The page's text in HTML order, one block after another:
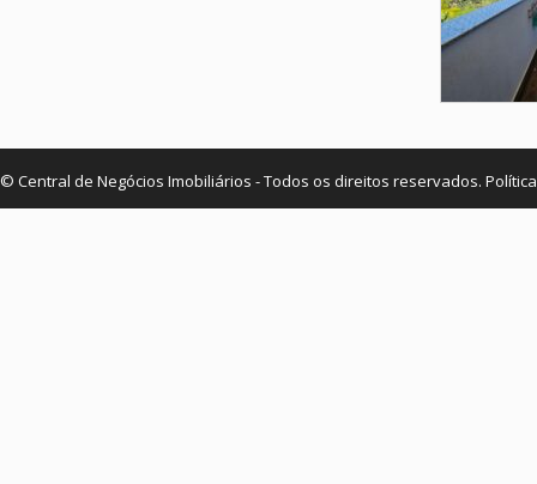
© Central de Negócios Imobiliários - Todos os direitos reservados.